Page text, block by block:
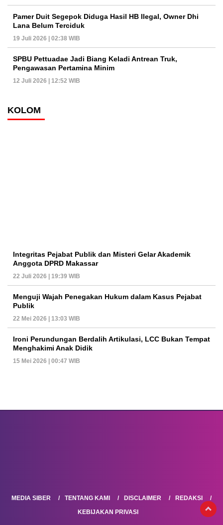
Pamer Duit Segepok Diduga Hasil HB Ilegal, Owner Dhi
Lana Belum Terciduk
19 Juli 2026 | 02:38 WIB
SPBU Pettuadae Jadi Biang Keladi Antrean Truk,
Pengawasan Pertamina Minim
12 Juli 2026 | 12:52 WIB
KOLOM
Integritas Pejabat Publik dan Misteri Gelar Akademik
Anggota DPRD Makassar
22 Juli 2026 | 19:39 WIB
Menguji Wajah Penegakan Hukum dalam Kasus Pejabat
Publik
22 Mei 2026 | 13:03 WIB
Ironi Perundungan Berdalih Artikulasi, LCC Bukan Tempat
Menghakimi Anak Didik
15 Mei 2026 | 00:47 WIB
MEDIA SIBER TENTANG KAMI DISCLAIMER
REDAKSI
KEBIJAKAN PRIVASI